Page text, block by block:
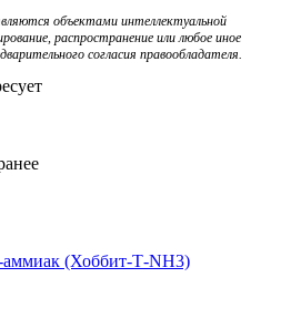
объектами интеллектуальной
распространение или любое иное
согласия правообладателя.
аммиак (Хоббит-Т-NH3)